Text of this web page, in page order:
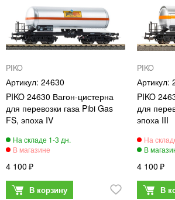
PIKO
24630
PIKO 24630 Вагон-цистерна
для перевозки газа Pibi Gas
FS, эпоха IV
4 100
PIKO
PIKO
для
эпоха III
4 100